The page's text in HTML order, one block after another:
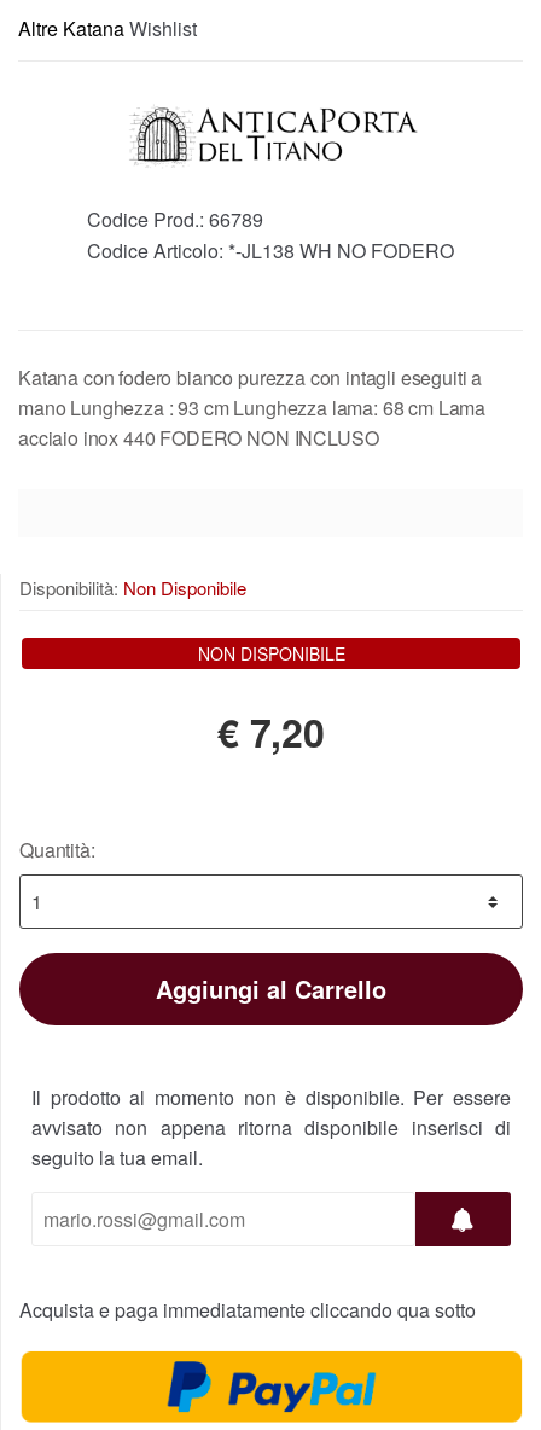
Altre KatanaWishlist
Codice Prod.: 66789
Codice Articolo: *-JL138 WH NO FODERO
Katana con fodero bianco purezza con intagli eseguiti a
mano Lunghezza : 93 cm Lunghezza lama: 68 cm Lama
acciaio inox 440 FODERO NON INCLUSO
Disponibilità: Non Disponibile
NON DISPONIBILE
€ 7,20
Quantità:
Aggiungi al Carrello
Il prodotto al momento non è disponibile. Per essere
avvisato non appena ritorna disponibile inserisci di
seguito la tua email.
Acquista e paga immediatamente cliccando qua sotto